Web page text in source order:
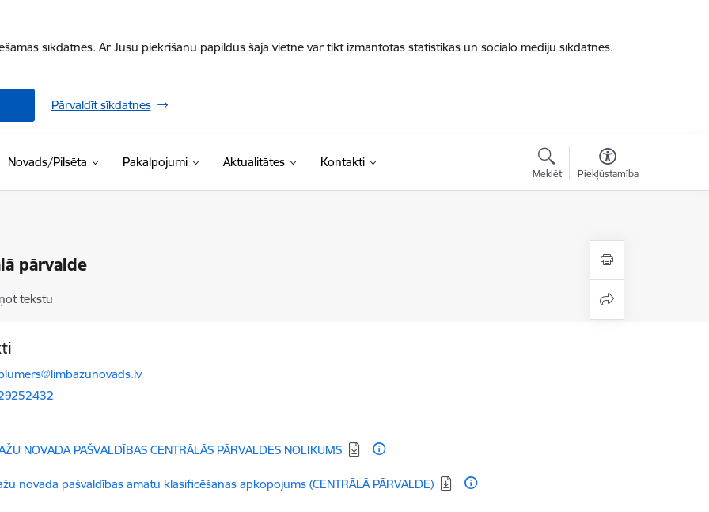
sīkdatnes. Ar Jūsu piekrišanu papildus šajā vietnē var tikt izmantotas statistikas un sociālo mediju sīkdatnes.
Pārvaldīt sīkdatnes
Novads/Pilsēta Pakalpojumi Aktualitātes Kontakti
Meklēt Piekļūstamība
pārvalde
tekstu
NOVADA PAŠVALDĪBAS CENTRĀLĀS PĀRVALDES NOLIKUMS
novada pašvaldības amatu klasificēšanas apkopojums (CENTRĀLĀ PĀRVALDE)